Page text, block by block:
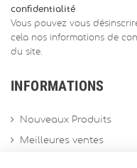
confidentialité
Vous pouvez vous
cela nos informations de
du site.
INFORMATIONS
Nouveaux Produits
Meilleures ventes